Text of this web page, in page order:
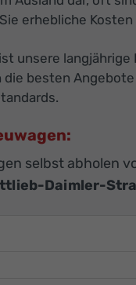
erhebliche
unsere
besten
selbst abholen
Daimler-